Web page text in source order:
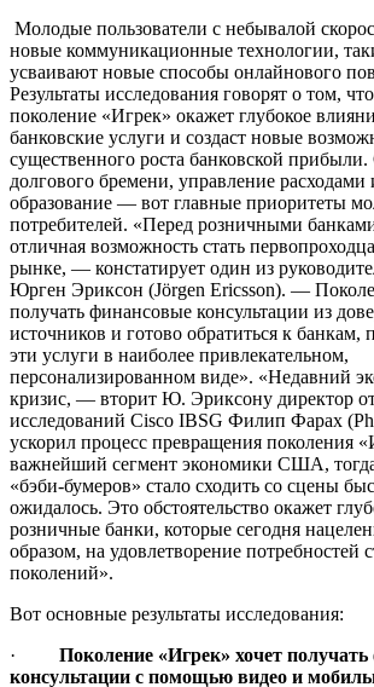
Молодые пользователи c небывалой
новые коммуникационные технологии,
усваивают новые способы онлайнового
Результаты исследования говорят о том,
поколение «Игрек» окажет глубокое
банковские услуги и создаст новые
существенного роста банковской
долгового бремени, управление
образование — вот главные приоритеты
потребителей. «Перед розничными
отличная возможность стать
рынке, — констатирует один из
Юрген Эриксон (Jörgen Ericsson). —
получать финансовые консультации из
источников и готово обратиться к
эти услуги в наиболее привлекательном,
персонализированном виде». «Недавний
кризис, — вторит Ю. Эриксону директор
исследований Cisco IBSG Филип Фарах
ускорил процесс превращения поколения
важнейший сегмент экономики США,
«бэби-бумеров» стало сходить со сцены
ожидалось. Это обстоятельство окажет
розничные банки, которые сегодня
образом, на удовлетворение потребностей
поколений».
Вот основные результаты исследования:
· Поколение «Игрек» хочет
консультации с помощью видео и